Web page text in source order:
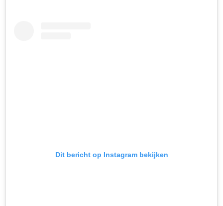
Dit bericht op Instagram bekijken